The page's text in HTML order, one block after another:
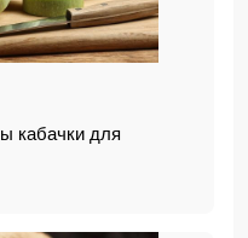
кабачки для